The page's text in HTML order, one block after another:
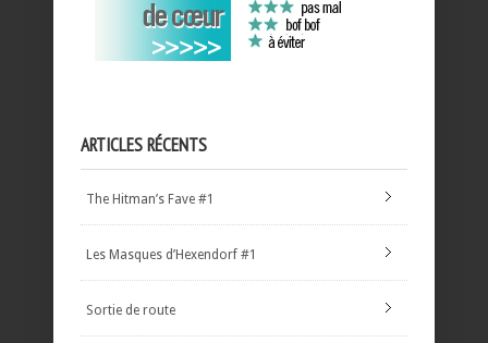
ARTICLES RÉCENTS
The Hitman’s Fave #1
Les Masques d’Hexendorf #1
Sortie de route